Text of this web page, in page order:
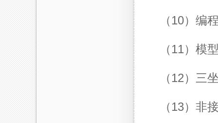
（10）编
（11）模
（12） 三
（13）非